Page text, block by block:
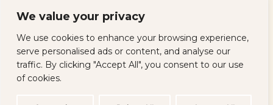
We value your privacy
We use cookies to enhance your browsing experience,
serve personalised ads or content, and analyse our
traffic. By clicking "Accept All", you consent to our use
of cookies.
All rights